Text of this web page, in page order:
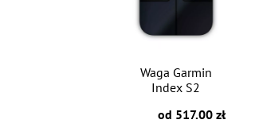
Waga Garmin
Index S2
od 517.00 zł